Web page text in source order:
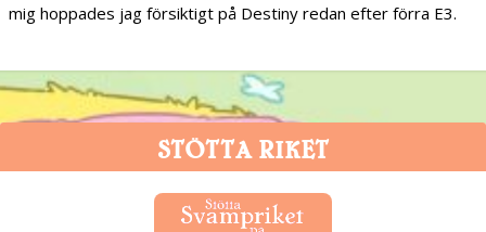
mig hoppades jag försiktigt på Destiny redan efter förra E3.
STÖTTA RIKET